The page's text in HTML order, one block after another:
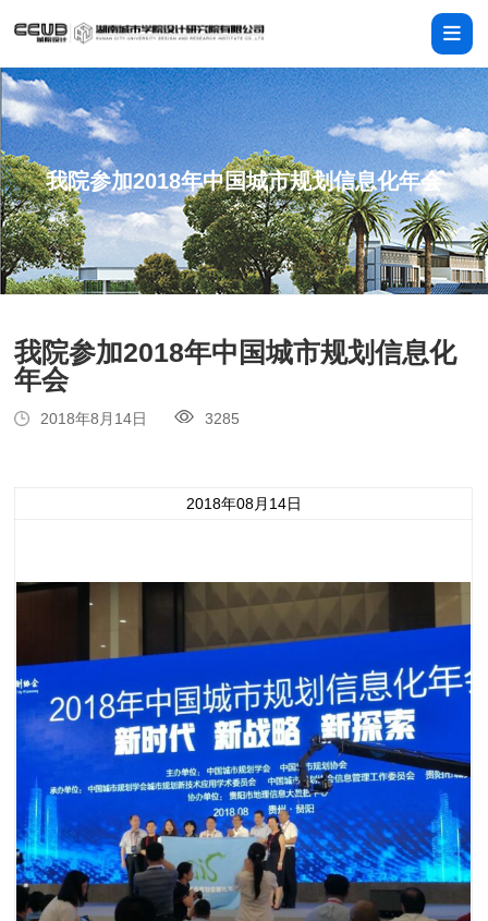
我院参加2018年中国城市规划信息化年会
我院参加2018年中国城市规划信息化
年会
2018年8月14日 3285
2018年08月14日